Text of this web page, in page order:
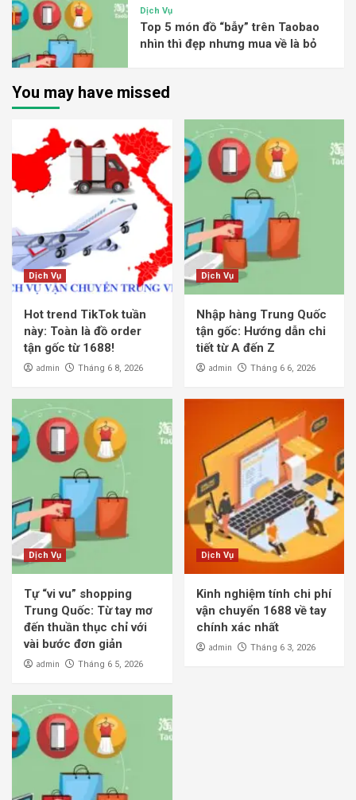
Dịch Vụ
Top 5 món đồ “bẫy” trên Taobao
nhìn thì đẹp nhưng mua về là bỏ
You may have missed
Dịch Vụ
Hot trend TikTok tuần
này: Toàn là đồ order
tận gốc từ 1688!
admin Tháng 6 8, 2026
Dịch Vụ
Nhập hàng Trung Quốc
tận gốc: Hướng dẫn chi
tiết từ A đến Z
admin Tháng 6 6, 2026
Dịch Vụ
Tự “vi vu” shopping
Trung Quốc: Từ tay mơ
đến thuần thục chỉ với
vài bước đơn giản
admin Tháng 6 5, 2026
Dịch Vụ
Kinh nghiệm tính chi phí
vận chuyển 1688 về tay
chính xác nhất
admin Tháng 6 3, 2026